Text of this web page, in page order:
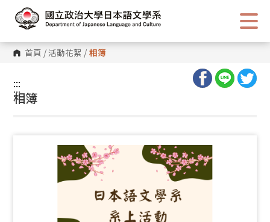
內
容 首頁 /活動花絮 / 相簿
:::
:::
相簿